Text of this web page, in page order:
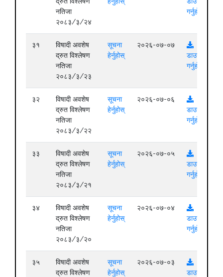
नतिजा
२०८३/३/२४
गर्नुहोस्
३१
विषादी अवशेष
द्रुत विश्लेषण
नतिजा
२०८३/३/२३
सूचना
हेर्नुहोस्
२०२६-०७-०७
डाउनलोड
गर्नुहोस्
३२
विषादी अवशेष
द्रुत विश्लेषण
नतिजा
२०८३/३/२२
सूचना
हेर्नुहोस्
२०२६-०७-०६
डाउनलोड
गर्नुहोस्
३३
विषादी अवशेष
द्रुत विश्लेषण
नतिजा
२०८३/३/२१
सूचना
हेर्नुहोस्
२०२६-०७-०५
डाउनलोड
गर्नुहोस्
३४
विषादी अवशेष
द्रुत विश्लेषण
नतिजा
२०८३/३/२०
सूचना
हेर्नुहोस्
२०२६-०७-०४
डाउनलोड
गर्नुहोस्
३५
विषादी अवशेष
द्रुत विश्लेषण
सूचना
हेर्नुहोस्
२०२६-०७-०३
डाउनलोड